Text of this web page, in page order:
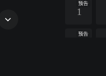
预告
1
预告